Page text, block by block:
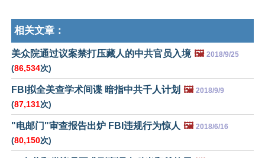
相关文章：
美众院通过议案禁打压藏人的中共官员入境 🖼️ 2018/9/25
(86,534次)
FBI拟全美查学术间谍 暗指中共千人计划 🖼️ 2018/9/9
(87,131次)
"电邮门"审查报告出炉 FBI违规行为惊人 🖼️ 2018/6/16
(80,150次)